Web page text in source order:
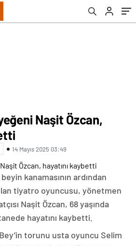
Naşit Özcan,
14 Mayıs 2025 03:49
kanamasının ardından
tiyatro oyuncusu, yönetmen
Naşit Özcan, 68 yaşında
hayatını kaybetti.
torunu usta oyuncu Selim